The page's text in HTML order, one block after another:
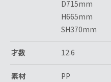
D715mm
H665mm
SH370mm
才数 12.6
素材 PP